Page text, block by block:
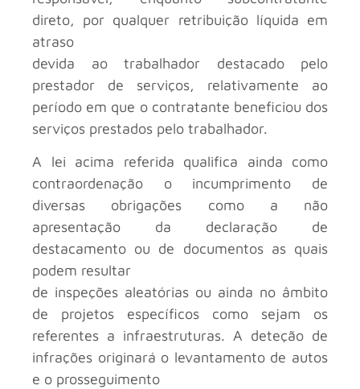
direto, por qualquer retribuição líquida em
atraso
devida ao trabalhador destacado pelo
prestador de serviços, relativamente ao
período em que o contratante beneficiou dos
serviços prestados pelo trabalhador.
A lei acima referida qualifica ainda como
contraordenação o incumprimento de
diversas obrigações como a não
apresentação da declaração de
destacamento ou de documentos as quais
podem resultar
de inspeções aleatórias ou ainda no âmbito
de projetos específicos como sejam os
referentes a infraestruturas. A deteção de
infrações originará o levantamento de autos
e o prosseguimento